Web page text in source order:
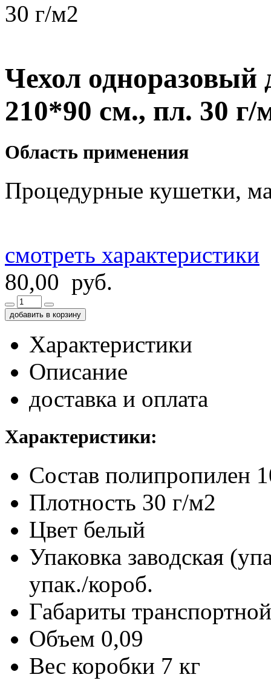
30 г/м2
Чехол одноразовый
210*90 см., пл. 30 г/
Область применения
Процедурные кушетки,
смотреть характеристики
80,00 руб.
добавить в корзину
Характеристики
Описание
доставка и оплата
Характеристики:
Состав полипропилен
Плотность 30 г/м2
Цвет белый
Упаковка заводская
упак./короб.
Габариты
Объем 0,09
Вес коробки 7 кг